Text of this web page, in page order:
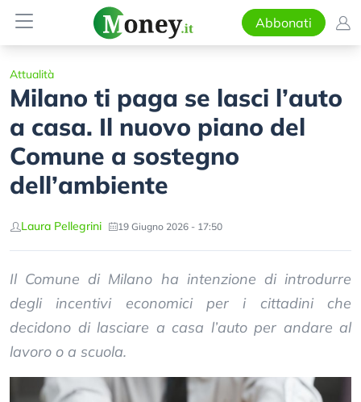
Abbonati
Attualità
Milano ti paga se lasci l’auto
a casa. Il nuovo piano del
Comune a sostegno
dell’ambiente
Laura Pellegrini 19 Giugno 2026 - 17:50
Il Comune di Milano ha intenzione di introdurre
degli incentivi economici per i cittadini che
decidono di lasciare a casa l’auto per andare al
lavoro o a scuola.